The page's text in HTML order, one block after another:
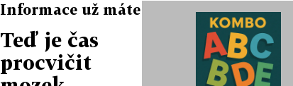
Informace už máte
Teď je čas
procvičit